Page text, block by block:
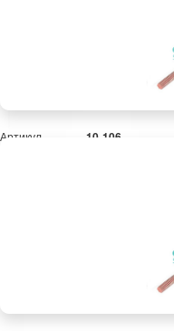
Артикул 10-106